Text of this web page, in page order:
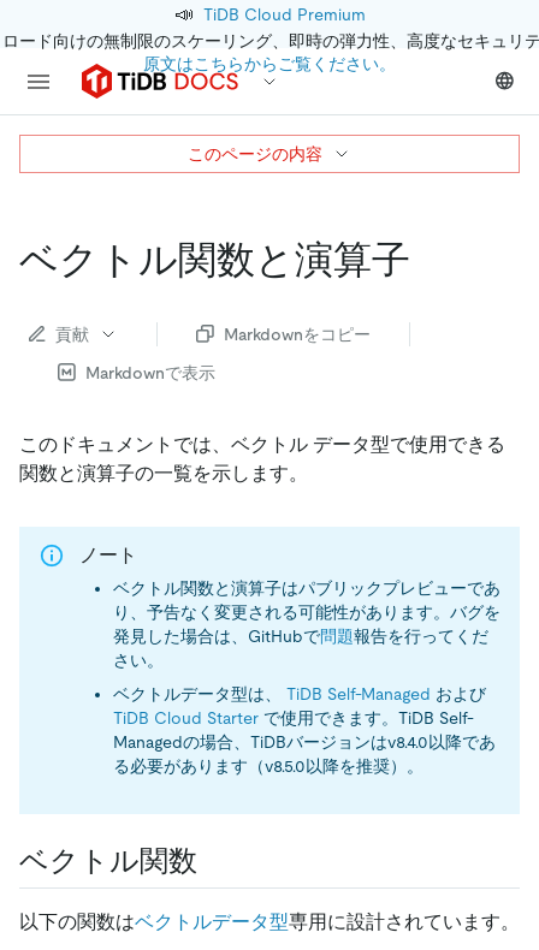
📣 TiDB Cloud Premium
ード向けの無制限のスケーリング、即時の弾力性、高度なセキュリ
原文はこちらからご覧ください。
ベクトル関数と演算子
貢献
Markdownをコピー
Markdownで表示
このドキュメントでは、ベクトル データ型で使用できる
関数と演算子の一覧を示します。
ノート
ベクトル関数と演算子はパブリックプレビューであ
り、予告なく変更される可能性があります。バグを
発見した場合は、GitHubで問題報告を行ってくだ
さい。
ベクトルデータ型は、 TiDB Self-Managed および
TiDB Cloud Starter で使用できます。TiDB Self-
Managedの場合、TiDBバージョンはv8.4.0以降であ
る必要があります（v8.5.0以降を推奨）。
ベクトル関数
以下の関数はベクトルデータ型専用に設計されています。
このページの内容